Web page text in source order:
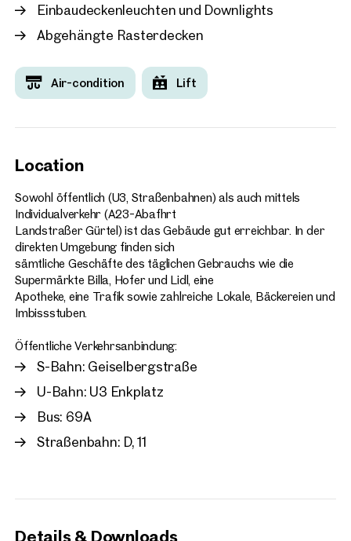
Einbaudeckenleuchten und Downlights
Abgehängte Rasterdecken
Air-condition Lift
Location
Sowohl öffentlich (U3, Straßenbahnen) als auch mittels
Individualverkehr (A23-Abafhrt
Landstraßer Gürtel) ist das Gebäude gut erreichbar. In der
direkten Umgebung finden sich
sämtliche Geschäfte des täglichen Gebrauchs wie die
Supermärkte Billa, Hofer und Lidl, eine
Apotheke, eine Trafik sowie zahlreiche Lokale, Bäckereien und
Imbissstuben.
Öffentliche Verkehrsanbindung:
S-Bahn: Geiselbergstraße
U-Bahn: U3 Enkplatz
Bus: 69A
Straßenbahn: D, 11
Details & Downloads